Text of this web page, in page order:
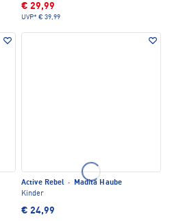
€ 29,99
UVP* € 39,99
Active Rebel ·
Madita Haube
Kinder
€ 24,99